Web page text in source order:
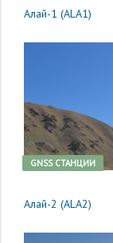
Алай-1 (ALA1)
GNSS CТАНЦИИ
Алай-2 (ALA2)